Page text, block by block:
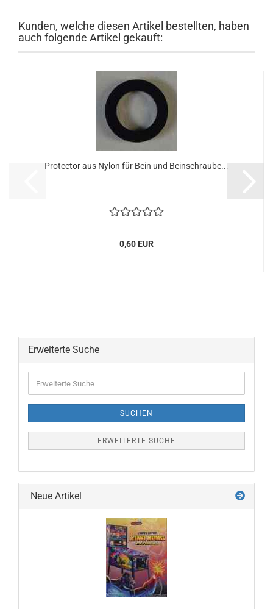
Kunden, welche diesen Artikel bestellten, haben
auch folgende Artikel gekauft:
Protector aus Nylon für Bein und Beinschraube...
0,60 EUR
Erweiterte Suche
Suche
SUCHEN
ERWEITERTE SUCHE
Neue Artikel